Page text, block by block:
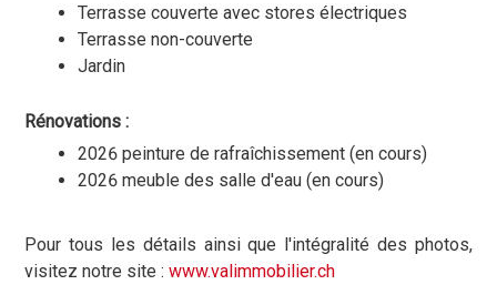
Terrasse couverte avec stores électriques
Terrasse non-couverte
Jardin
Rénovations :
2026 peinture de rafraîchissement (en cours)
2026 meuble des salle d'eau (en cours)
Pour tous les détails ainsi que l'intégralité des photos,
visitez notre site :www.valimmobilier.ch